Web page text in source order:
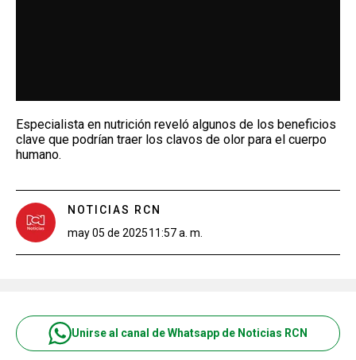
Especialista en nutrición reveló algunos de los beneficios
clave que podrían traer los clavos de olor para el cuerpo
humano.
NOTICIAS RCN
may 05 de 202511:57 a. m.
Unirse al canal de Whatsapp de Noticias RCN